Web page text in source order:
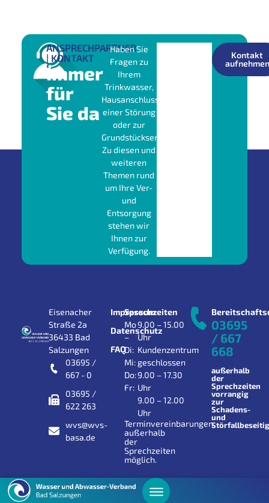
ANSPRECHPARTNER
| KONTAKT
Immer
für
Sie da
Haben Sie
Fragen zu
Ihrem
Trinkwasser,
Hausanschluss,
einer Störung
oder zur
Grundstücksentwässerung?
Zu diesen und
weiteren
Themen rund
um Ihre Ver-
und
Entsorgung
stehen wir
Ihnen zur
Verfügung.
Kontakt
aufnehmen
Eisenacher
Straße 2a
36433 Bad
Salzungen
03695 /
667 - 0
03695 /
622 263
wvs@wvs-
basa.de
Impressum
Datenschutz
FAQ
Sprechzeiten
Mo
–
Di:
Mi:
Do:
Fr:
9.00 – 15.00
Uhr
Kundenzentrum
geschlossen
9.00 – 17.30
Uhr
9.00 – 12.00
Uhr
Terminvereinbarungen
außerhalb
der
Sprechzeiten
möglich.
03695
/ 667
668
außerhalb
der
Sprechzeiten
vorrangig
zur
Schadens-
und